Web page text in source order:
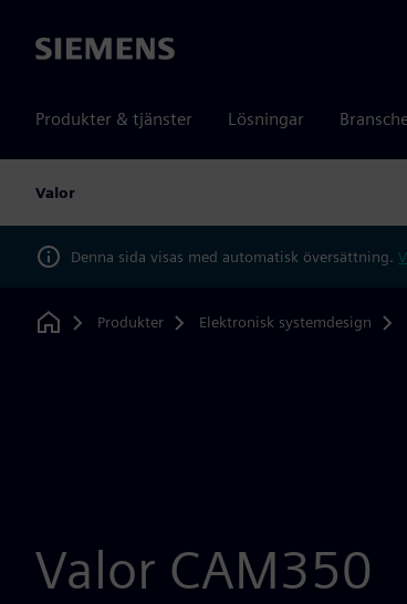
Siemens
Produkter & tjänster Lösningar
Valor
Denna sida visas med automatisk översättning.
Home
Produkter Elektronisk systemdesign
Valor CAM350